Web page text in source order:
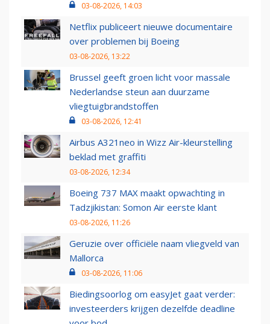
03-08-2026, 14:03
Netflix publiceert nieuwe documentaire
over problemen bij Boeing
03-08-2026, 13:22
Brussel geeft groen licht voor massale
Nederlandse steun aan duurzame
vliegtuigbrandstoffen
03-08-2026, 12:41
Airbus A321neo in Wizz Air-kleurstelling
beklad met graffiti
03-08-2026, 12:34
Boeing 737 MAX maakt opwachting in
Tadzjikistan: Somon Air eerste klant
03-08-2026, 11:26
Geruzie over officiële naam vliegveld van
Mallorca
03-08-2026, 11:06
Biedingsoorlog om easyJet gaat verder:
investeerders krijgen dezelfde deadline